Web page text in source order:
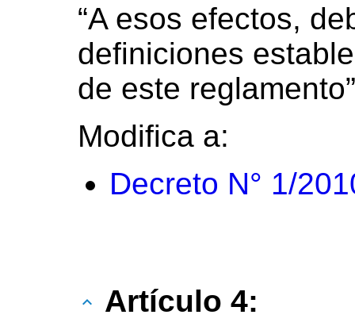
“A esos efectos,
definiciones
de este
Modifica a:
Decreto N° 1/
Artículo 4: